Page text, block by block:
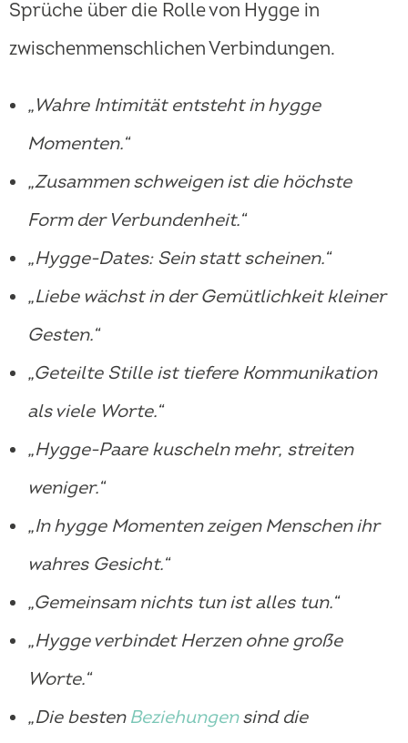
Sprüche über die Rolle von Hygge in
zwischenmenschlichen Verbindungen.
„Wahre Intimität entsteht in hygge
Momenten.“
„Zusammen schweigen ist die höchste
Form der Verbundenheit.“
„Hygge-Dates: Sein statt scheinen.“
„Liebe wächst in der Gemütlichkeit kleiner
Gesten.“
„Geteilte Stille ist tiefere Kommunikation
als viele Worte.“
„Hygge-Paare kuscheln mehr, streiten
weniger.“
„In hygge Momenten zeigen Menschen ihr
wahres Gesicht.“
„Gemeinsam nichts tun ist alles tun.“
„Hygge verbindet Herzen ohne große
Worte.“
„Die besten Beziehungensind die